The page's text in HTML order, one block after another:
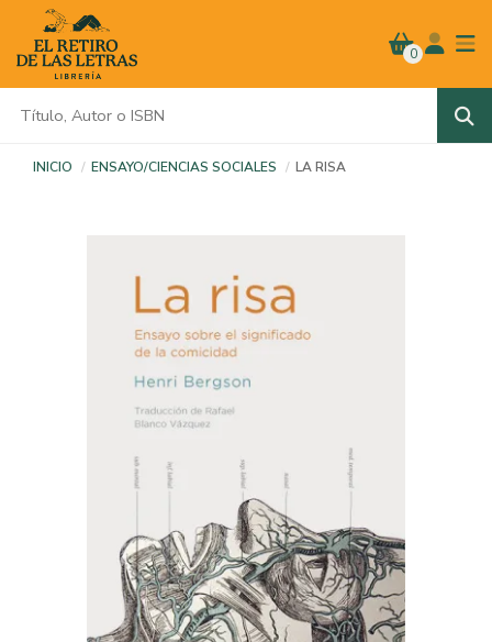
0
INICIO ENSAYO/CIENCIAS SOCIALES LA RISA